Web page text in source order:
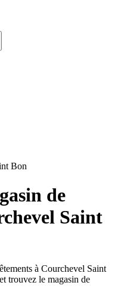
Bon
de
Saint
à Courchevel Saint
trouvez le magasin de